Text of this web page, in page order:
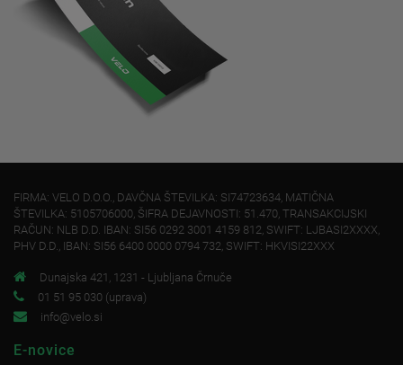
FIRMA: VELO D.O.O., DAVČNA ŠTEVILKA: SI74723634, MATIČNA
ŠTEVILKA: 5105706000, ŠIFRA DEJAVNOSTI: 51.470, TRANSAKCIJSKI
RAČUN: NLB D.D. IBAN: SI56 0292 3001 4159 812, SWIFT: LJBASI2XXXX,
PHV D.D., IBAN: SI56 6400 0000 0794 732, SWIFT: HKVISI22XXX
Dunajska 421, 1231 - Ljubljana Črnuče
01 51 95 030 (uprava)
info@velo.si
E-novice